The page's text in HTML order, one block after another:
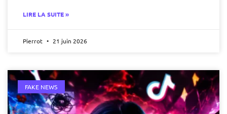
LIRE LA SUITE »
Pierrot 21 juin 2026
FAKE NEWS